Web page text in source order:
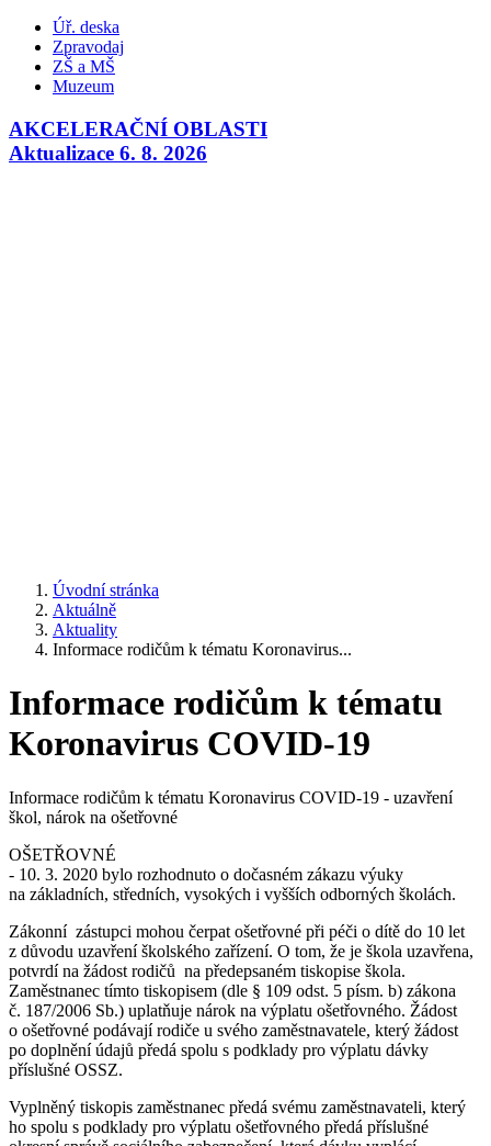
Úř. deska
Zpravodaj
ZŠ a MŠ
Muzeum
AKCELERAČNÍ OBLASTI
Aktualizace 6. 8. 2026
Úvodní stránka
Aktuálně
Aktuality
Informace rodičům k tématu Koronavirus...
Informace rodičům k tématu
Koronavirus COVID-19
Informace rodičům k tématu Koronavirus COVID-19 - uzavření
škol, nárok na ošetřovné
OŠETŘOVNÉ
- 10. 3. 2020 bylo rozhodnuto o dočasném zákazu výuky
na základních, středních, vysokých i vyšších odborných školách.
Zákonní zástupci mohou čerpat ošetřovné při péči o dítě do 10 let
z důvodu uzavření školského zařízení. O tom, že je škola uzavřena,
potvrdí na žádost rodičů na předepsaném tiskopise škola.
Zaměstnanec tímto tiskopisem (dle § 109 odst. 5 písm. b) zákona
č. 187/2006 Sb.) uplatňuje nárok na výplatu ošetřovného. Žádost
o ošetřovné podávají rodiče u svého zaměstnavatele, který žádost
po doplnění údajů předá spolu s podklady pro výplatu dávky
příslušné OSSZ.
Vyplněný tiskopis zaměstnanec předá svému zaměstnavateli, který
ho spolu s podklady pro výplatu ošetřovného předá příslušné